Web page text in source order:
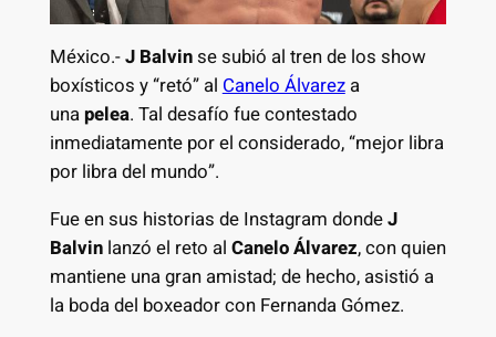
México.-J Balvinse subió al tren de los show
boxísticos y “retó” alCanelo Álvareza
unapelea. Tal desafío fue contestado
inmediatamente por el considerado, “mejor libra
por libra del mundo”.
Fue en sus historias de Instagram dondeJ
Balvinlanzó el reto al Canelo Álvarez, con quien
mantiene una gran amistad; de hecho, asistió a
la boda del boxeador con Fernanda Gómez.